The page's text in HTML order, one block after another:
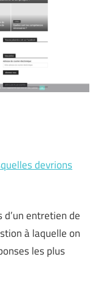
devrions
entretien de
à laquelle on
les plus